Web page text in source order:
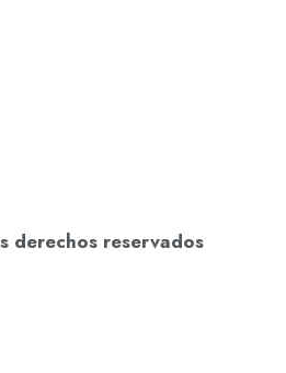
derechos reservados